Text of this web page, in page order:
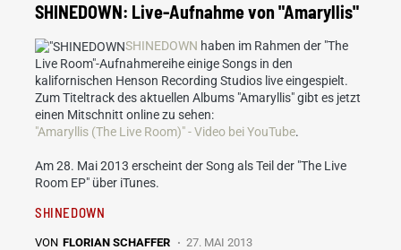
SHINEDOWN: Live-Aufnahme von "Amaryllis"
SHINEDOWN haben im Rahmen der "The
Live Room"-Aufnahmereihe einige Songs in den
kalifornischen Henson Recording Studios live eingespielt.
Zum Titeltrack des aktuellen Albums "Amaryllis" gibt es jetzt
einen Mitschnitt online zu sehen:
"Amaryllis (The Live Room)" - Video bei YouTube.
Am 28. Mai 2013 erscheint der Song als Teil der "The Live
Room EP" über iTunes.
SHINEDOWN
VON FLORIAN SCHAFFER 27. MAI 2013